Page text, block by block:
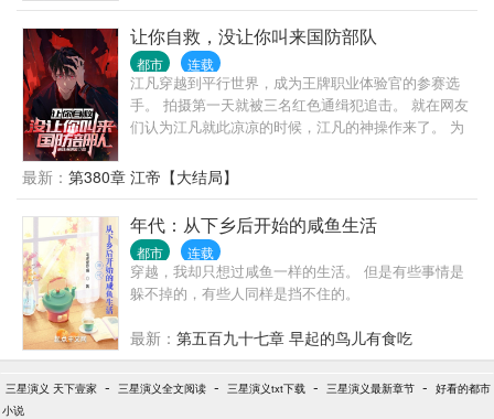
让你自救，没让你叫来国防部队
都市 连载
江凡穿越到平行世界，成为王牌职业体验官的参赛选
手。 拍摄第一天就被三名红色通缉犯追击。 就在网友
们认为江凡就此凉凉的时候，江凡的神操作来了。 为
如果我被绑架，为了引起部队关注我把国防光缆弄
断，算不算紧急避险？ 网友:好家伙，报警警察来需要
二十分钟，挖断国防电缆军队过来只需要两分钟，不
过最后劫匪都出来重新做人了，你还在里边蹲着！ 通
缉犯:喂，110吗，我实名举报有人破坏国防设备……
媒体:蒙面热心市民将破坏国防设施的敌特分子扭送公
安机关 …… 就在众人以为江凡的神操作到此结束时，
徒，你直接砸碎玻璃掏出越王勾践剑与歹徒击剑？ 家
政公司洗地毯，没想到洗出各种奇葩的东西，你把客
户全部送进去？ 汽车修理店当学徒，你改装拖拉机去
最新： 第380章 江帝【大结局】
年代：从下乡后开始的咸鱼生活
都市 连载
穿越，我却只想过咸鱼一样的生活。 但是有些事情是
躲不掉的，有些人同样是挡不住的。
最新： 第五百九十七章 早起的鸟儿有食吃
三星演义 天下壹家 - 三星演义全文阅读 - 三星演义txt下载 - 三星演义最新章节 - 好看的都市
小说